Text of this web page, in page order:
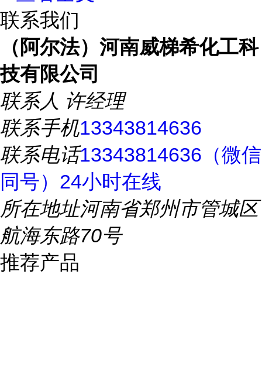
联系我们
（阿尔法）河南威梯希化工科
技有限公司
联系人 许经理
联系手机13343814636
联系电话13343814636（微信
同号）24小时在线
所在地址河南省郑州市管城区
航海东路70号
推荐产品